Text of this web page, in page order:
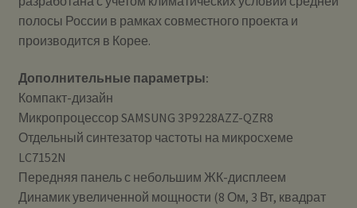
полосы России в рамках совместного проекта и
производится в Корее.
Дополнительные параметры:
Компакт-дизайн
Микропроцессор SAMSUNG 3P9228AZZ-QZR8
Отдельный синтезатор частоты на микросхеме
LC7152N
Передняя панель с небольшим ЖК-дисплеем
Динамик увеличенной мощности (8 Ом, 3 Вт, квадрат